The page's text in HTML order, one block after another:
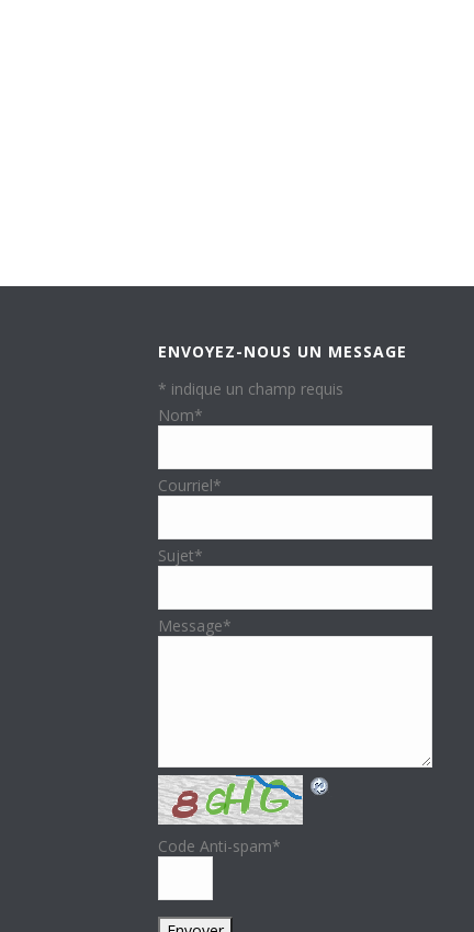
ENVOYEZ-NOUS UN MESSAGE
* indique un champ requis
Nom*
Courriel*
Sujet*
Message*
Code Anti-spam*